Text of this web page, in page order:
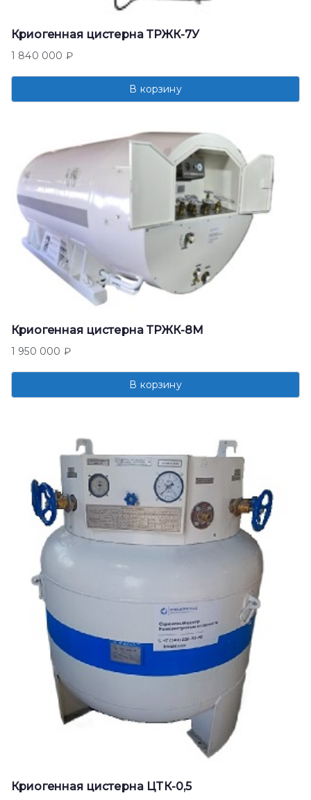
Криогенная цистерна ТРЖК-7У
1 840 000 ₽
В корзину
Криогенная цистерна ТРЖК-8М
1 950 000 ₽
В корзину
Криогенная цистерна ЦТК-0,5